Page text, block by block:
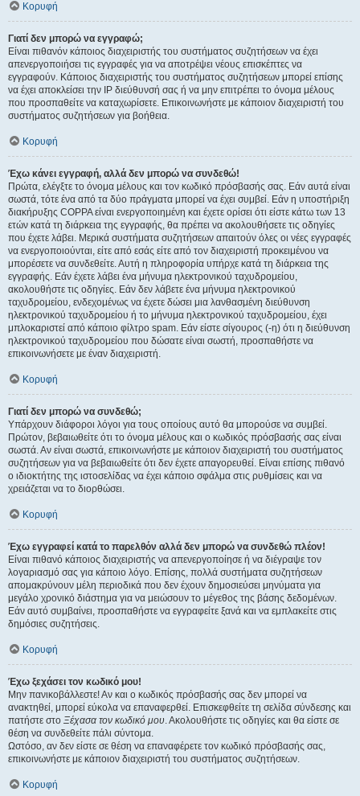
Κορυφή
Γιατί δεν μπορώ να εγγραφώ;
Είναι πιθανόν κάποιος διαχειριστής του συστήματος συζητήσεων να έχει
απενεργοποιήσει τις εγγραφές για να αποτρέψει νέους επισκέπτες να
εγγραφούν. Κάποιος διαχειριστής του συστήματος συζητήσεων μπορεί επίσης
να έχει αποκλείσει την IP διεύθυνσή σας ή να μην επιτρέπει το όνομα μέλους
που προσπαθείτε να καταχωρίσετε. Επικοινωνήστε με κάποιον διαχειριστή του
συστήματος συζητήσεων για βοήθεια.
Κορυφή
Έχω κάνει εγγραφή, αλλά δεν μπορώ να συνδεθώ!
Πρώτα, ελέγξτε το όνομα μέλους και τον κωδικό πρόσβασής σας. Εάν αυτά είναι
σωστά, τότε ένα από τα δύο πράγματα μπορεί να έχει συμβεί. Εάν η υποστήριξη
διακήρυξης COPPA είναι ενεργοποιημένη και έχετε ορίσει ότι είστε κάτω των 13
ετών κατά τη διάρκεια της εγγραφής, θα πρέπει να ακολουθήσετε τις οδηγίες
που έχετε λάβει. Μερικά συστήματα συζητήσεων απαιτούν όλες οι νέες εγγραφές
να ενεργοποιούνται, είτε από εσάς είτε από τον διαχειριστή προκειμένου να
μπορέσετε να συνδεθείτε. Αυτή η πληροφορία υπήρχε κατά τη διάρκεια της
εγγραφής. Εάν έχετε λάβει ένα μήνυμα ηλεκτρονικού ταχυδρομείου,
ακολουθήστε τις οδηγίες. Εάν δεν λάβετε ένα μήνυμα ηλεκτρονικού
ταχυδρομείου, ενδεχομένως να έχετε δώσει μια λανθασμένη διεύθυνση
ηλεκτρονικού ταχυδρομείου ή το μήνυμα ηλεκτρονικού ταχυδρομείου, έχει
μπλοκαριστεί από κάποιο φίλτρο spam. Εάν είστε σίγουρος (-η) ότι η διεύθυνση
ηλεκτρονικού ταχυδρομείου που δώσατε είναι σωστή, προσπαθήστε να
επικοινωνήσετε με έναν διαχειριστή.
Κορυφή
Γιατί δεν μπορώ να συνδεθώ;
Υπάρχουν διάφοροι λόγοι για τους οποίους αυτό θα μπορούσε να συμβεί.
Πρώτον, βεβαιωθείτε ότι το όνομα μέλους και ο κωδικός πρόσβασής σας είναι
σωστά. Αν είναι σωστά, επικοινωνήστε με κάποιον διαχειριστή του συστήματος
συζητήσεων για να βεβαιωθείτε ότι δεν έχετε απαγορευθεί. Είναι επίσης πιθανό
ο ιδιοκτήτης της ιστοσελίδας να έχει κάποιο σφάλμα στις ρυθμίσεις και να
χρειάζεται να το διορθώσει.
Κορυφή
Έχω εγγραφεί κατά το παρελθόν αλλά δεν μπορώ να συνδεθώ πλέον!
Είναι πιθανό κάποιος διαχειριστής να απενεργοποίησε ή να διέγραψε τον
λογαριασμό σας για κάποιο λόγο. Επίσης, πολλά συστήματα συζητήσεων
απομακρύνουν μέλη περιοδικά που δεν έχουν δημοσιεύσει μηνύματα για
μεγάλο χρονικό διάστημα για να μειώσουν το μέγεθος της βάσης δεδομένων.
Εάν αυτό συμβαίνει, προσπαθήστε να εγγραφείτε ξανά και να εμπλακείτε στις
δημόσιες συζητήσεις.
Κορυφή
Έχω ξεχάσει τον κωδικό μου!
Μην πανικοβάλλεστε! Αν και ο κωδικός πρόσβασής σας δεν μπορεί να
ανακτηθεί, μπορεί εύκολα να επαναφερθεί. Επισκεφθείτε τη σελίδα σύνδεσης και
πατήστε στο Ξέχασα τον κωδικό μου. Ακολουθήστε τις οδηγίες και θα είστε σε
θέση να συνδεθείτε πάλι σύντομα.
Ωστόσο, αν δεν είστε σε θέση να επαναφέρετε τον κωδικό πρόσβασής σας,
επικοινωνήστε με κάποιον διαχειριστή του συστήματος συζητήσεων.
Κορυφή